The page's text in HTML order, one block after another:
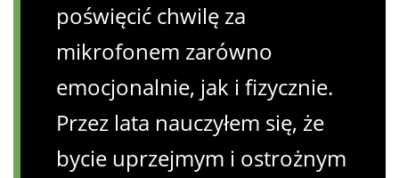
poświęcić chwilę za
mikrofonem zarówno
emocjonalnie, jak i fizycznie.
Przez lata nauczyłem się, że
bycie uprzejmym i ostrożnym